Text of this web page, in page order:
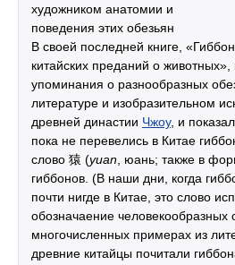
художником анатомии и
поведения этих обезьян
В своей последней книге,
китайских преданий о животных»,
упоминания о разнообразных
литературе и изобразительном
древней династии Чжоу, и
пока не перевелись в Китае
слово 猿 (yuan , юань; также в
гиббонов. (В наши дни, когда
почти нигде в Китае, это слово
обозначаение человекообразных
многочисленных примерах из
древние китайцы почитали